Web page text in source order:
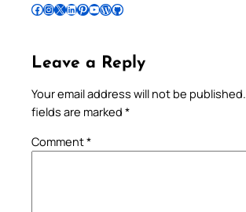
Follow Pradeep on Facebook Follow Pradeep on InstagramFollow Pradeep on X Follow Pradeep on LinkedIn Follow Pradeep on Pinterest Subscribe to Pradeep’s Youtube Channel Follow Pradeep on WordPress Follow Pradeep on GitHub
Leave a Reply
Your email address will not be published.
fields are marked *
Comment*